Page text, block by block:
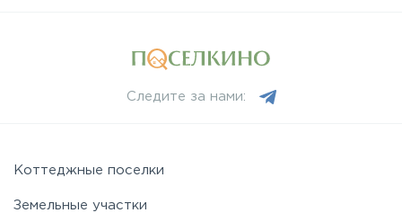
Следите за нами:
Коттеджные поселки
Земельные участки